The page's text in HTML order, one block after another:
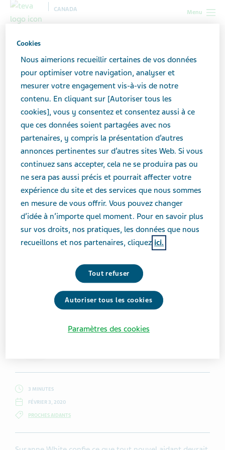
Menu
CANADA
Canada
Ce que j’aurais aimé savoir
lorsque je suis devenue une
aidante
Getty Images / Dean Mitchell
3 MINUTES
FÉVRIER 3, 2020
PROCHES AIDANTS
Cookies
Nous aimerions recueillir certaines de vos données
pour optimiser votre navigation, analyser et
mesurer votre engagement vis-à-vis de notre
contenu. En cliquant sur [Autoriser tous les
cookies], vous y consentez et consentez aussi à ce
que ces données soient partagées avec nos
partenaires, y compris la présentation d’autres
annonces pertinentes sur d’autres sites Web. Si vous
continuez sans accepter, cela ne se produira pas ou
ne sera pas aussi précis et pourrait affecter votre
expérience du site et des services que nous sommes
en mesure de vous offrir. Vous pouvez changer
d’idée à n’importe quel moment. Pour en savoir plus
sur vos droits, nos pratiques, les données que nous
recueillons et nos partenaires, cliquez ici.
Tout refuser
Autoriser tous les cookies
Paramètres des cookies